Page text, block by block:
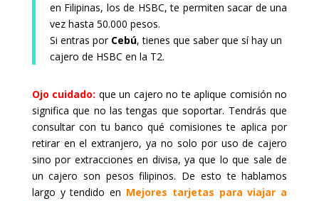
en Filipinas, los de HSBC, te permiten sacar de una
vez hasta 50.000 pesos.
Si entras por Cebú, tienes que saber que sí hay un
cajero de HSBC en la T2.
Ojo cuidado: que un cajero no te aplique comisión no
significa que no las tengas que soportar. Tendrás que
consultar con tu banco qué comisiones te aplica por
retirar en el extranjero, ya no solo por uso de cajero
sino por extracciones en divisa, ya que lo que sale de
un cajero son pesos filipinos. De esto te hablamos
largo y tendido en Mejores tarjetas para viajar a